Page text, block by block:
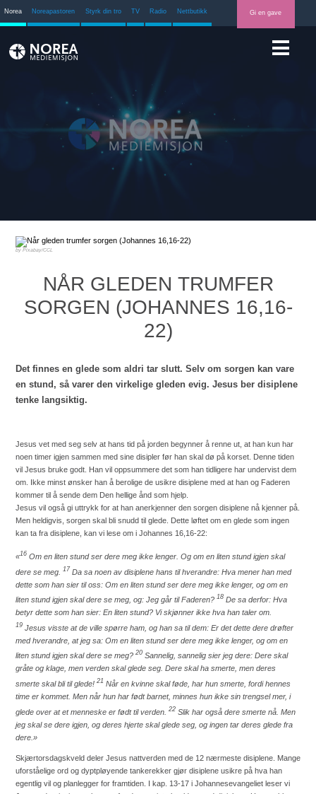
Norea Noreapastoren Styrk din tro TV Radio Nettbutikk Gi en gave
Pixabay/CCL
NÅR GLEDEN TRUMFER
SORGEN (JOHANNES 16,16-
22)
Det finnes en glede som aldri tar slutt. Selv om sorgen kan vare
en stund, så varer den virkelige gleden evig. Jesus ber disiplene
tenke langsiktig.
Jesus vet med seg selv at hans tid på jorden begynner å renne ut, at han kun har
noen timer igjen sammen med sine disipler før han skal dø på korset. Denne tiden
vil Jesus bruke godt. Han vil oppsummere det som han tidligere har undervist dem
om. Ikke minst ønsker han å berolige de usikre disiplene med at han og Faderen
kommer til å sende dem Den hellige ånd som hjelp.
Jesus vil også gi uttrykk for at han anerkjenner den sorgen disiplene nå kjenner på.
Men heldigvis, sorgen skal bli snudd til glede. Dette løftet om en glede som ingen
kan ta fra disiplene, kan vi lese om i Johannes 16,16-22:
«16 Om en liten stund ser dere meg ikke lenger. Og om en liten stund igjen skal
dere se meg.
17 Da sa noen av disiplene hans til hverandre: Hva mener han med
dette som han sier til oss: Om en liten stund ser dere meg ikke lenger, og om en
liten stund igjen skal dere se meg, og: Jeg går til Faderen? 18 De sa derfor: Hva
betyr dette som han sier: En liten stund? Vi skjønner ikke hva han taler om.
19 Jesus visste at de ville spørre ham, og han sa til dem: Er det dette dere drøfter
med hverandre, at jeg sa: Om en liten stund ser dere meg ikke lenger, og om en
liten stund igjen skal dere se meg? 20 Sannelig, sannelig sier jeg dere: Dere skal
gråte og klage, men verden skal glede seg. Dere skal ha smerte, men deres
smerte skal bli til glede! 21 Når en kvinne skal føde, har hun smerte, fordi hennes
time er kommet. Men når hun har født barnet, minnes hun ikke sin trengsel mer, i
glede over at et menneske er født til verden. 22 Slik har også dere smerte nå. Men
jeg skal se dere igjen, og deres hjerte skal glede seg, og ingen tar deres glede fra
dere.»
Skjærtorsdagskveld deler Jesus nattverden med de 12 nærmeste disiplene. Mange
uforståelige ord og dyptpløyende tankerekker gjør disiplene usikre på hva han
egentlig vil og planlegger for framtiden. I kap. 13-17 i Johannesevangeliet leser vi